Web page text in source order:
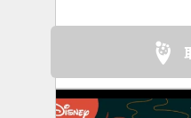
式ストア
書店・レ
販店 等